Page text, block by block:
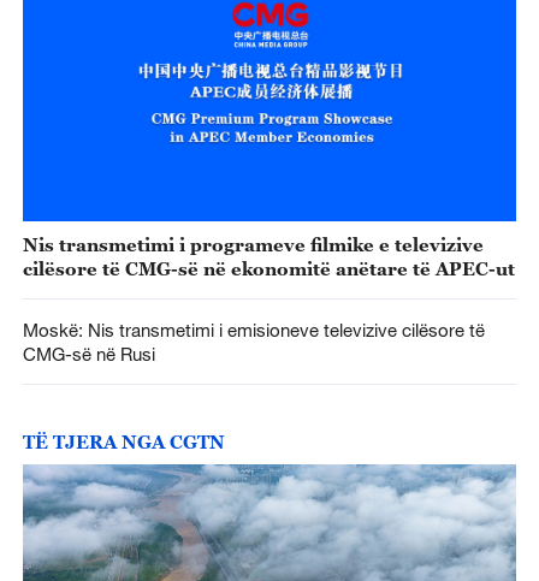
Nis transmetimi i programeve filmike e televizive
cilësore të CMG-së në ekonomitë anëtare të APEC-ut
Moskë: Nis transmetimi i emisioneve televizive cilësore të
CMG-së në Rusi
TË TJERA NGA CGTN